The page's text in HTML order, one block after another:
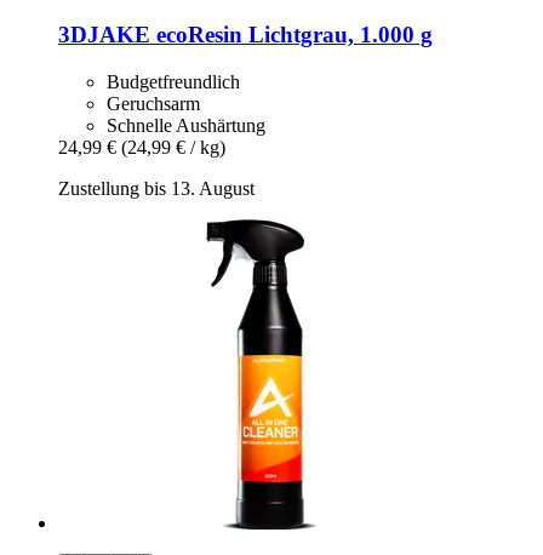
3DJAKE ecoResin Lichtgrau, 1.000 g
Budgetfreundlich
Geruchsarm
Schnelle Aushärtung
24,99 € (24,99 € / kg)
Zustellung bis 13. August